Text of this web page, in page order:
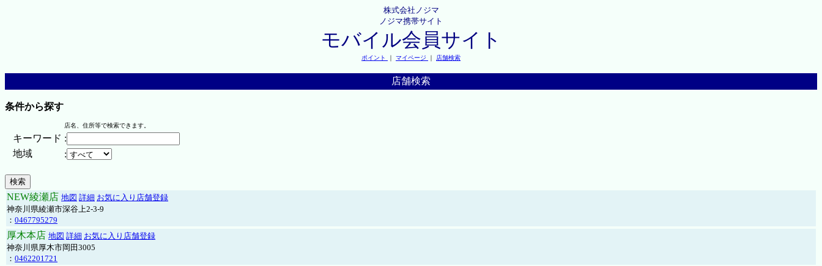
株式会社ノジマ
ノジマ携帯サイト
モバイル会員サイト
ポイント ｜ マイページ ｜ 店舗検索
店舗検索
条件から探す
店名、住所等で検索できます。
キーワード :
地域
:
NEW綾瀬店 地図 詳細 お気に入り店舗登録
神奈川県綾瀬市深谷上2-3-9
： 0467795279
厚木本店 地図 詳細 お気に入り店舗登録
神奈川県厚木市岡田3005
： 0462201721